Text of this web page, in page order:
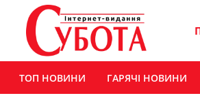
ТОП НОВИНИ ГАРЯЧІ НОВИНИ